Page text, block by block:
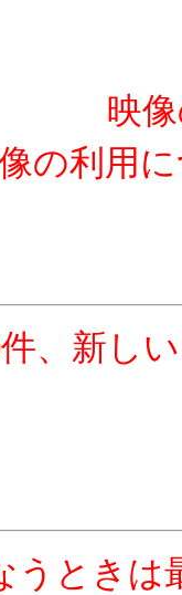
映
の利用
、新し
うときは